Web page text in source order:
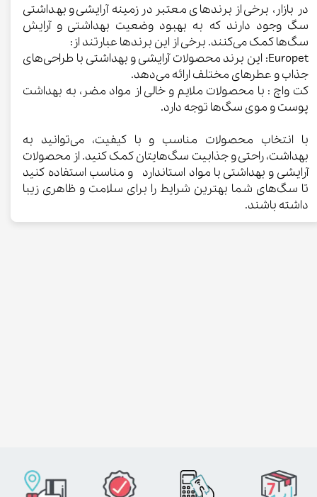
در بازار، برخی از برندهای معتبر در زمینه آرایشی و بهداشتی
سگ وجود دارند که به بهبود وضعیت بهداشتی و آرایش
سگ‌ها کمک می‌کنند. برخی از این برندها عبارتند از:
Europet: این برند محصولات آرایشی و بهداشتی با طراحی‌های
جذاب و عطرهای مختلف ارائه می‌دهد.
کت واچ : با محصولات ملایم و خالی از مواد مضر، به بهداشت
پوست و موی سگ‌ها توجه دارد.
با انتخاب محصولات مناسب و با کیفیت، می‌توانید به
بهداشت، راحتی و جذابیت سگ‌هایتان کمک کنید. از محصولات
آرایشی و بهداشتی با مواد استاندارد و مناسب استفاده کنید
تا سگ‌های شما بهترین شرایط را برای سلامت و ظاهری زیبا
داشته باشند.